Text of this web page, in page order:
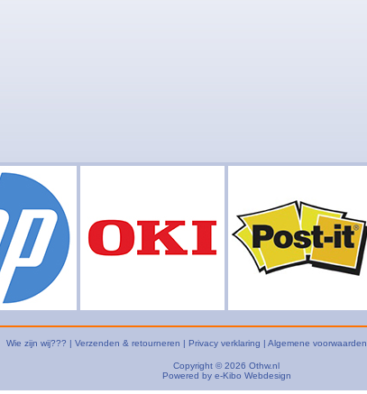
Wie zijn wij??? | Verzenden & retourneren | Privacy verklaring | Algemene voorwaarden
Copyright © 2026 Othw.nl
Powered by e-Kibo Webdesign